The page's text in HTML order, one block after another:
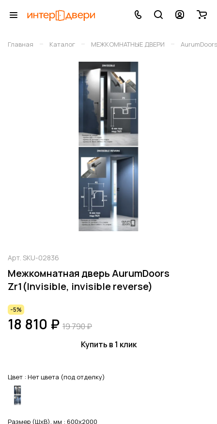
Главная – Каталог – МЕЖКОМНАТНЫЕ ДВЕРИ – AurumDoors
Арт. SKU-02836
Межкомнатная дверь AurumDoors
Zr1(Invisible, invisible reverse)
-5%
18 810 ₽ 19 790 ₽
Купить в 1 клик
Цвет : Нет цвета (под отделку)
Размер (ШхВ), мм : 600x2000